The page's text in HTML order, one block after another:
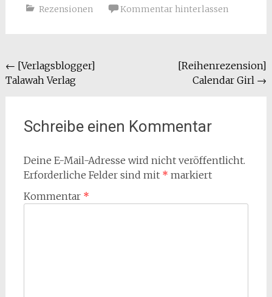
Rezensionen Kommentar hinterlassen
Beitragsnavigation
← [Verlagsblogger]
Talawah Verlag
[Reihenrezension]
Calendar Girl →
Schreibe einen Kommentar
Deine E-Mail-Adresse wird nicht veröffentlicht.
Erforderliche Felder sind mit * markiert
Kommentar *